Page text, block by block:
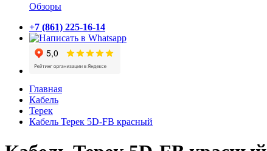
Обзоры
+7 (861) 225-16-14
Главная
Кабель
Терек
Кабель Терек 5D-FB красный